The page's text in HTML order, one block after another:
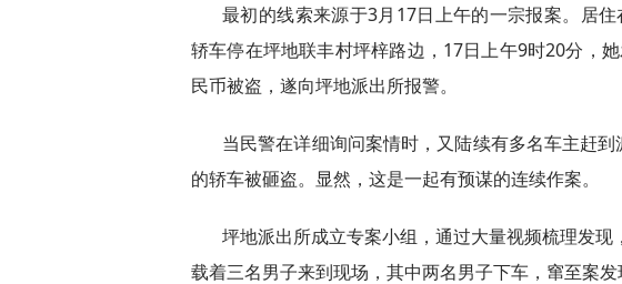
最初的线索来源于3月17日上午的一宗报案。居
轿车停在坪地联丰村坪梓路边，17日上午9时20分，
民币被盗，遂向坪地派出所报警。
当民警在详细询问案情时，又陆续有多名车主赶
的轿车被砸盗。显然，这是一起有预谋的连续作案。
坪地派出所成立专案小组，通过大量视频梳理发
载着三名男子来到现场，其中两名男子下车，窜至案